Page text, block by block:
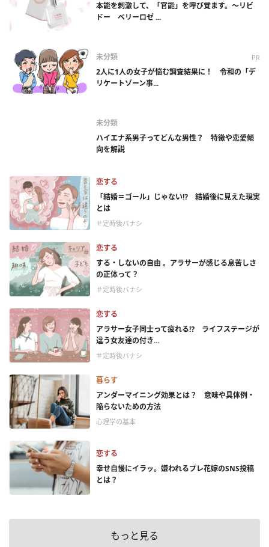
本能を刺激して、「官能」を呼び覚ます。～リビ
ドー ベリーロゼ ...
未分類 PR
2人に1人の女子が悩む調査結果に！ 令和の「デ
リケートゾーン事...
未分類
ハイエナ系男子ってどんな男性？ 特徴や恋愛傾
向を解説
恋する
「結婚＝ゴール」じゃない⁉ 結婚後に見えた現実
とは
＃定時後バナシ
恋する
する・しないの自由 。アラサーが感じる息苦しさ
の正体って？
＃定時後バナシ
恋する
アラサー女子同士って疲れる⁉ ライフステージが
違う女友達の付き...
＃定時後バナシ
暮らす
アンダーマイニング効果とは？ 意味や具体例・
陥らないための方法
心理学の基本
恋する
幸せ自慢にイラッ。嫌われるプレ花嫁のSNS投稿
とは？
もっと見る